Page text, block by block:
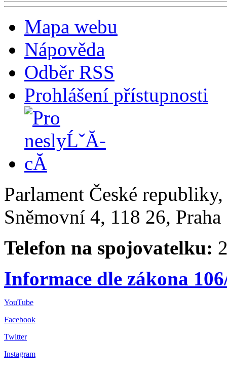
Mapa webu
Nápověda
Odběr RSS
Prohlášení přístupnosti
Parlament České
Sněmovní 4, 118 26,
Telefon na spojovatelku:
Informace dle zákona
YouTube
Facebook
Twitter
Instagram